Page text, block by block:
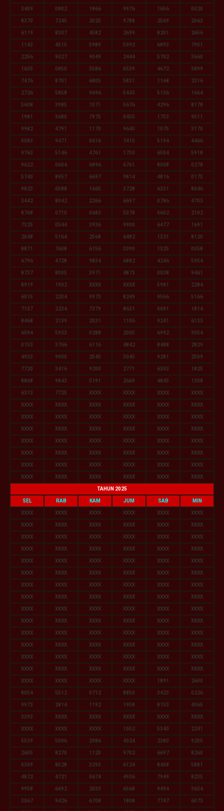
3409 0802 1866 9976 1656 0020
8370 7245 2025 9788 2569 2063
6119 8307 4582 2699 8201 2656
1143 4515 5989 5992 6893 7901
2256 9027 9049 2444 5702 3660
1635 0850 3586 0539 4672 3899
7476 8701 6805 5831 1168 2316
2726 5858 9696 5443 5136 1664
5608 3985 1571 5676 4296 8178
1981 3680 7975 0455 1753 9511
9982 4791 1170 9640 1075 3170
0083 9471 0616 7415 5194 4466
9763 5146 4761 1730 6504 5918
9622 0604 6896 6761 8008 0278
5740 8957 6697 9814 4816 0175
9823 6588 1665 3728 6331 8046
3442 8042 2266 6697 0786 4703
8768 0710 0683 5078 0602 2102
7325 0544 3936 9900 6477 1691
2048 5164 2568 6482 1321 8120
8871 7608 6156 3390 1325 0058
6796 4728 9834 6882 4246 5954
8737 8005 3971 4873 0038 9461
8919 1902 XXXX XXXX 5981 2284
6015 2204 9973 8249 9566 5166
7137 2234 7379 8631 0691 1814
8468 2139 2031 1106 9241 6133
6594 5933 0288 2005 6992 3054
0153 3766 6116 4842 8488 2829
4933 9900 2545 3045 9281 2509
7720 3416 9200 2771 6303 1825
8868 9843 5191 2669 4845 1308
6313 7725 XXXX XXXX XXXX XXXX
XXXX XXXX XXXX XXXX XXXX XXXX
XXXX XXXX XXXX XXXX XXXX XXXX
XXXX XXXX XXXX XXXX XXXX XXXX
XXXX XXXX XXXX XXXX XXXX XXXX
XXXX XXXX XXXX XXXX XXXX XXXX
XXXX XXXX XXXX XXXX XXXX XXXX
XXXX XXXX XXXX XXXX XXXX XXXX
TAHUN 2025
SEL RAB KAM JUM SAB MIN
XXXX XXXX XXXX XXXX XXXX XXXX
XXXX XXXX XXXX XXXX XXXX XXXX
XXXX XXXX XXXX XXXX XXXX XXXX
XXXX XXXX XXXX XXXX XXXX XXXX
XXXX XXXX XXXX XXXX XXXX XXXX
XXXX XXXX XXXX XXXX XXXX XXXX
XXXX XXXX XXXX XXXX XXXX XXXX
XXXX XXXX XXXX XXXX XXXX XXXX
XXXX XXXX XXXX XXXX XXXX XXXX
XXXX XXXX XXXX XXXX XXXX XXXX
XXXX XXXX XXXX XXXX XXXX XXXX
XXXX XXXX XXXX XXXX XXXX XXXX
XXXX XXXX XXXX XXXX XXXX XXXX
XXXX XXXX XXXX XXXX XXXX XXXX
XXXX XXXX XXXX XXXX 1891 2600
8054 5512 0712 8850 3423 0226
9973 2814 1192 1958 8153 4065
3393 XXXX XXXX XXXX XXXX XXXX
XXXX XXXX XXXX 1052 5340 2241
5539 5006 2986 4024 2380 9205
2605 8270 1120 9702 6697 8260
0309 8528 3293 6124 8408 5881
4872 4721 0674 4936 7949 8235
9958 6692 2033 6568 9494 3634
3067 9426 6708 1808 7747 6073